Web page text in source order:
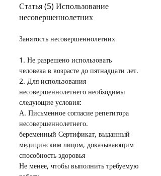
Статья (5) Использование
несовершеннолетних
Занятость несовершеннолетних
1. Не разрешено использовать
человека в возрасте до пятнадцати лет.
2. Для использования
несовершеннолетнего необходимы
следующие условия:
А. Письменное согласие репетитора
несовершеннолетнего.
беременный Сертификат, выданный
медицинским лицом, доказывающим
способность здоровья
Не менее, чтобы выполнить требуемую